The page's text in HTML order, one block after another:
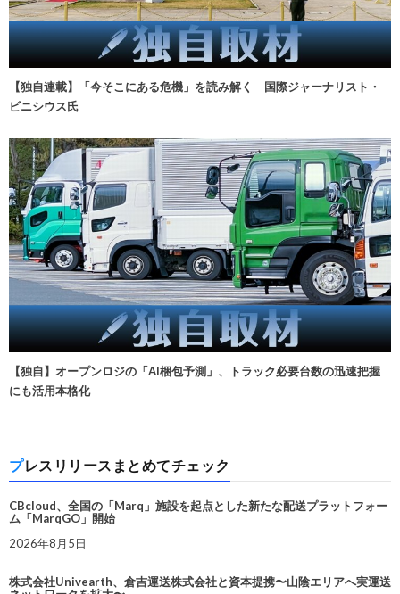
【独自連載】「今そこにある危機」を読み解く 国際ジャーナリスト・
ビニシウス氏
【独自】オープンロジの「AI梱包予測」、トラック必要台数の迅速把握
にも活用本格化
プレスリリースまとめてチェック
CBcloud、全国の「Marq」施設を起点とした新たな配送プラットフォー
ム「MarqGO」開始
2026年8月5日
株式会社Univearth、倉吉運送株式会社と資本提携〜山陰エリアへ実運送